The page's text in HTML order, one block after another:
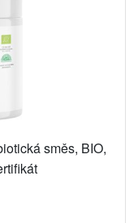
směs, BIO,